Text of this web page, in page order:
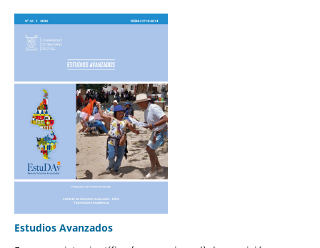
Estudios Avanzados